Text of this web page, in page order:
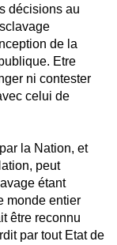
décisions au
de la
Etre
ni contester
celui de
la Nation, et
peut
étant
monde entier
être reconnu
par tout Etat de